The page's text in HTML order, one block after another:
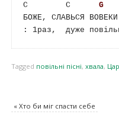
C        C G
БОЖЕ, СЛАВЬСЯ
Tagged повільні пісні, хвала, Цар
«Хто би міг спасти себе